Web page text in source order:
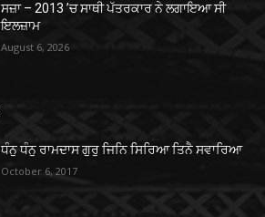
ਸਜ਼ਾ – 2013 ’ਚ ਸਾਥੀ ਪੱਤਰਕਾਰ ਨੇ ਲਗਾਇਆ ਸੀ
ਇਲਜ਼ਾਮ
August 6, 2026
ਧੰਨੁ ਧੰਨੁ ਰਾਮਦਾਸ ਗੁਰੁ ਜਿਨਿ ਸਿਰਿਆ ਤਿਨੈ ਸਵਾਰਿਆ
October 6, 2017